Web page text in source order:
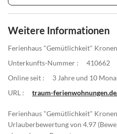
Weitere Informationen
Ferienhaus "Gemütlichkeit"
Unterkunfts-Nummer :
410662
Online seit :
3 Jahre und 10
URL :
traum-
Ferienhaus "Gemütlichkeit"
Urlauberbewertung von 4.97